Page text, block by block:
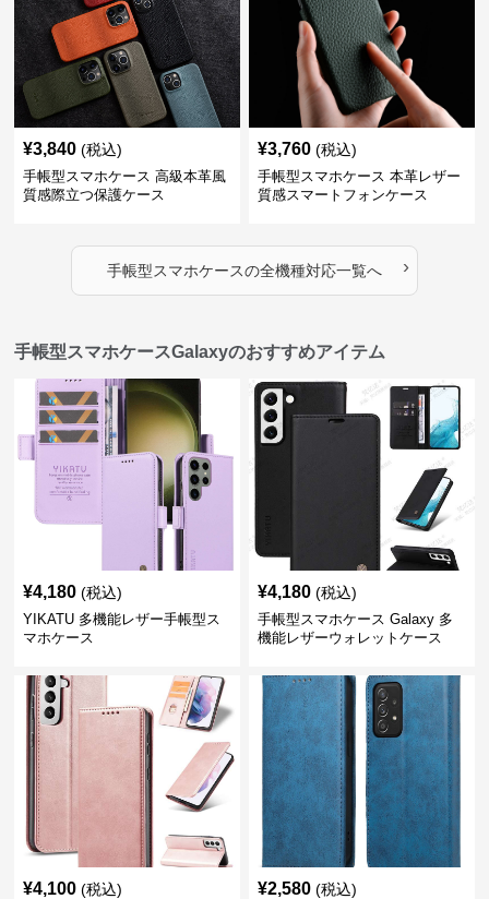
¥3,840 (税込)
手帳型スマホケース 高級本革風
質感際立つ保護ケース
¥3,760 (税込)
手帳型スマホケース 本革レザー
質感スマートフォンケース
手帳型スマホケースの全機種対応一覧へ ›
手帳型スマホケースGalaxyのおすすめアイテム
¥4,180 (税込)
YIKATU 多機能レザー手帳型ス
マホケース
¥4,180 (税込)
手帳型スマホケース Galaxy 多
機能レザーウォレットケース
¥4,100 (税込) ¥2,580 (税込)